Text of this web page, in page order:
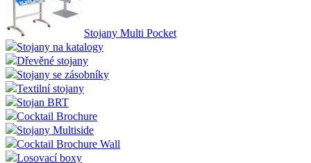
Stojany Multi Pocket
Stojany na katalogy
Dřevěné stojany
Stojany se zásobníky
Textilní stojany
Stojan BRT
Cocktail Brochure
Stojany Multiside
Cocktail Brochure Wall
Losovací boxy